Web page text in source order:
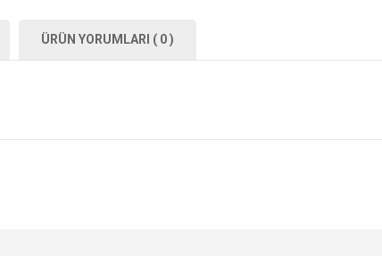
ÜRÜN YORUMLARI ( 0 )